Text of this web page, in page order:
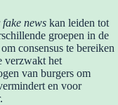
fake news kan leiden tot
groepen in de
consensus te bereiken
verzwakt het
van burgers om
en voor